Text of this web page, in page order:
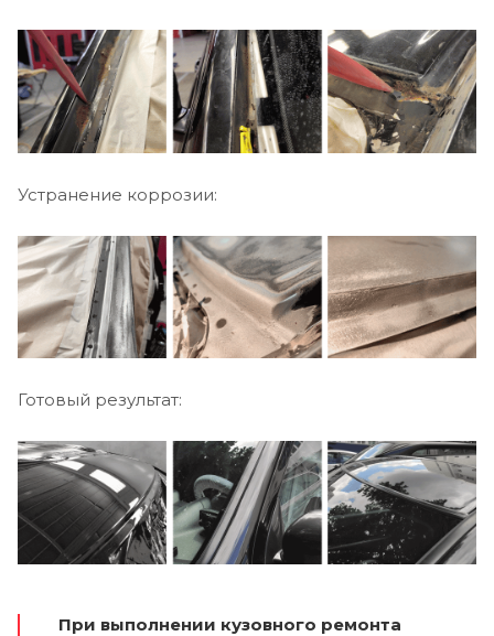
Устранение коррозии:
Готовый результат:
При выполнении кузовного ремонта